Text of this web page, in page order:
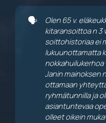
🗣️
Olen 65 v.
kitaransoittoa n 3
soittohistoriaa ei
lukuunottamatta
nokkahuilukerhoa
Janin mainoksen
ottamaan
ryhmätunnilla ja
asiantuntevaa
olleet oikein